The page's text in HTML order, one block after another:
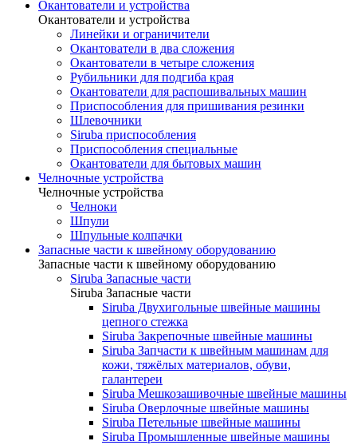
Окантователи и устройства
Окантователи и устройства
Линейки и ограничители
Окантователи в два сложения
Окантователи в четыре сложения
Рубильники для подгиба края
Окантователи для распошивальных машин
Приспособления для пришивания резинки
Шлевочники
Siruba приспособления
Приспособления специальные
Окантователи для бытовых машин
Челночные устройства
Челночные устройства
Челноки
Шпули
Шпульные колпачки
Запасные части к швейному оборудованию
Запасные части к швейному оборудованию
Siruba Запасные части
Siruba Запасные части
Siruba Двухигольные швейные машины
цепного стежка
Siruba Закрепочные швейные машины
Siruba Запчасти к швейным машинам для
кожи, тяжёлых материалов, обуви,
галантереи
Siruba Мешкозашивочные швейные машины
Siruba Оверлочные швейные машины
Siruba Петельные швейные машины
Siruba Промышленные швейные машины